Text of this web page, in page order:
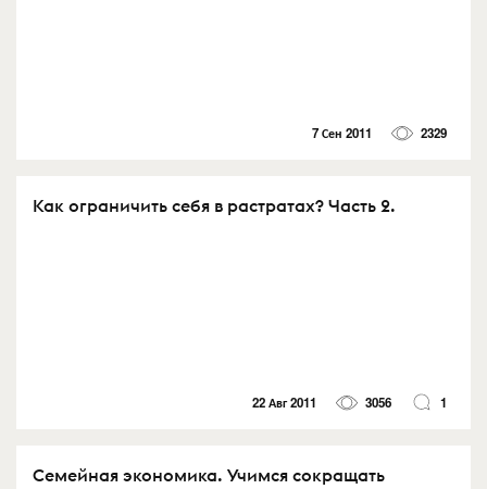
7 Сен 2011 2329
Как ограничить себя в растратах? Часть 2.
22 Авг 2011 3056 1
Cемейная экономика. Учимся сокращать